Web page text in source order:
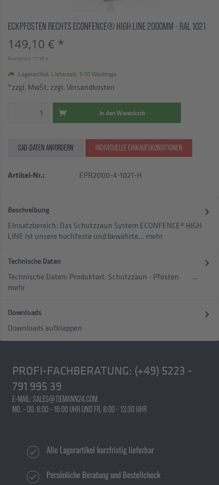
ECKPFOSTEN RECHTS ECONFENCE® HIGH LINE 2000MM - RAL 1021
149,10 € *
Bruttopreis: 177,43 €
Lagerartikel. Lieferzeit: 5-10 Werktage
*zzgl. MwSt. zzgl. Versandkosten
In denWarenkorb
CAD-DATEN ANFORDERN INDIVIDUELLE EINKAUFSKONDITIONEN
Artikel-Nr.: EPR2000-4-1021-H
Beschreibung
Einsatzbereich: Das Schutzzaun System ECONFENCE® HIGH
LINE ist unsere hochfeste und bewährte... mehr
Technische Daten
Technische Daten: Produktart: Schutzzaun - Pfosten ...
mehr
Downloads
Downloads aufklappen
PROFI-FACHBERATUNG: (+49) 5223 -
791 995 39
E-MAIL: SALES@TIEMANN24.COM
MO. - DO. 8:00 - 16:00 UHR UND FR. 8:00 - 13:30 UHR
Alle Lagerartikel kurzfristig lieferbar
Persönliche Beratung und Bestellcheck